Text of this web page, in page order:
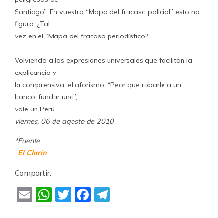
Santiago”. En vuestro “Mapa del fracaso policial” esto no
figura. ¿Tal
vez en el “Mapa del fracaso periodístico?
Volviendo a las expresiones universales que facilitan la
explicancia y
la comprensiva, el aforismo, “Peor que robarle a un
banco: fundar uno”,
vale un Perú.
viernes, 06 de agosto de 2010
*Fuente
: El Clarín
Compartir:
EmailWhatsApp
TwitterFacebook